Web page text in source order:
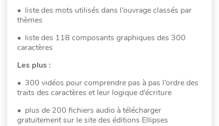
• liste des mots utilisés dans l’ouvrage classés par
thèmes
• liste des 118 composants graphiques des 300
caractères
Les plus :
• 300 vidéos pour comprendre pas à pas l’ordre des
traits des caractères et leur logique d’écriture
• plus de 200 fichiers audio à télécharger
gratuitement sur le site des éditions Ellipses